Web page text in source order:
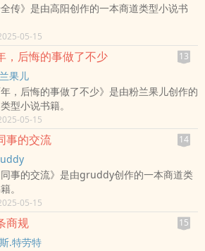
全传》是由高阳创作的一本商道类型小说书
05-15
，后悔的事做了不少 13
果儿
年，后悔的事做了不少》是由粉兰果儿创作的
型小说书籍。
05-15
事的交流 14
同事的交流》是由gruddy创作的一本商道类
。
05-15
商规 15
.特劳特